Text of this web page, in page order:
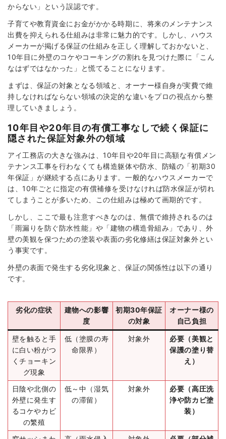
からない」という誤認です。
子育てや教育資金にお金がかかる時期に、将来のメンテナンス
出費を抑えられる仕組みは非常に魅力的です。しかし、ハウス
メーカーが掲げる保証の仕組みを正しく理解しておかないと、
10年目に外壁のコケやコーキングの割れを見つけた際に「こん
なはずではなかった」と慌てることになります。
まずは、保証の対象となる領域と、オーナー様自身が実費で維
持しなければならない領域の決定的な違いをプロの視点から整
理していきましょう。
10年目や20年目の有償工事なしで続く保証に
隠された保証対象外の領域
アイ工務店の大きな強みは、10年目や20年目に高額な有償メン
テナンス工事を行わなくても構造躯体や防水、防蟻の「初期30
年保証」が継続する点にあります。一般的なハウスメーカーで
は、10年ごとに指定の有償補修を受けなければ防水保証が切れ
てしまうことが多いため、この仕組みは極めて画期的です。
しかし、ここで最も注意すべきなのは、無償で維持されるのは
「雨漏りを防ぐ防水性能」や「建物の構造骨組み」であり、外
壁の美観を保つための塗装や表面の劣化修繕は保証対象外とい
う事実です。
外壁の表面で発生する劣化現象と、保証の関係性は以下の通り
です。
劣化の症状
建物への影響
度
初期30年保証
の対象
オーナー様の
自己負担
壁を触ると手
に白い粉がつ
くチョーキン
グ現象
低（塗膜の寿
命限界）
対象外
必要（美観と
保護の塗り替
え）
日陰や北側の
外壁に発生す
るコケやカビ
の繁殖
低～中（湿気
の滞留）
対象外
必要（高圧洗
浄や防カビ塗
装）